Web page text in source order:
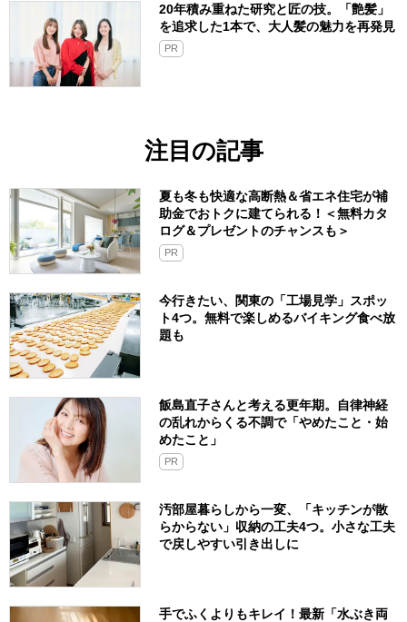
20年積み重ねた研究と匠の技。「艶髪」
を追求した1本で、大人髪の魅力を再発見
PR
注目の記事
夏も冬も快適な高断熱＆省エネ住宅が補
助金でおトクに建てられる！＜無料カタ
ログ＆プレゼントのチャンスも＞
PR
今行きたい、関東の「工場見学」スポッ
ト4つ。無料で楽しめるバイキング食べ放
題も
飯島直子さんと考える更年期。自律神経
の乱れからくる不調で「やめたこと・始
めたこと」
PR
汚部屋暮らしから一変、「キッチンが散
らからない」収納の工夫4つ。小さな工夫
で戻しやすい引き出しに
手でふくよりもキレイ！最新「水ぶき両